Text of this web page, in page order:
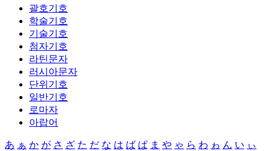
괄호기호
학술기호
기술기호
첨자기호
라틴문자
러시아문자
단위기호
일반기호
로마자
아랍어
あ ぁ か が さ ざ た だ な は ば ぱ ま や ゃ ら わ ゎ ん い ぃ